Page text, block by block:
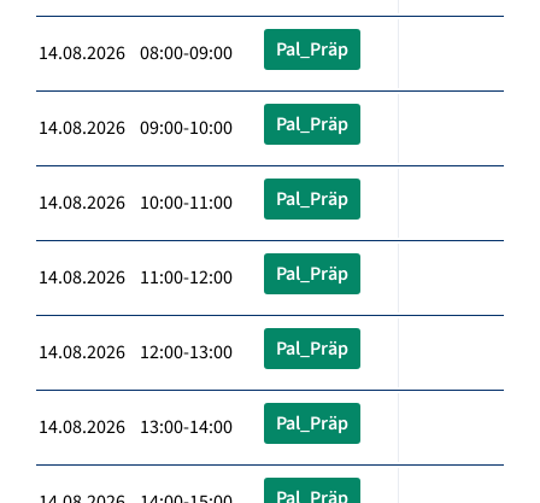
14.08.2026 08:00-09:00 Pal_Präp
14.08.2026 09:00-10:00 Pal_Präp
14.08.2026 10:00-11:00 Pal_Präp
14.08.2026 11:00-12:00 Pal_Präp
14.08.2026 12:00-13:00 Pal_Präp
14.08.2026 13:00-14:00 Pal_Präp